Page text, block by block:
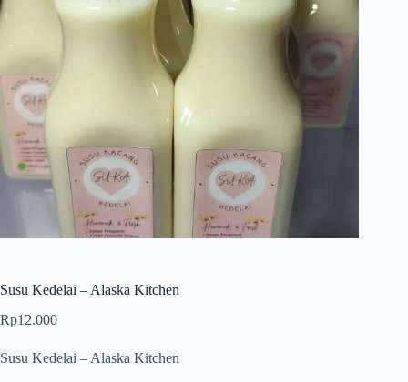
Susu Kedelai – Alaska Kitchen
Rp12.000
Susu Kedelai – Alaska Kitchen